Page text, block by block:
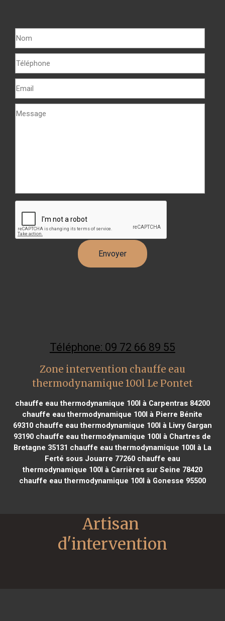
Téléphone: 09 72 66 89 55
Zone intervention chauffe eau
thermodynamique 100l Le Pontet
chauffe eau thermodynamique 100l à Carpentras 84200
chauffe eau thermodynamique 100l à Pierre Bénite
69310chauffe eau thermodynamique 100l à Livry Gargan
93190 chauffe eau thermodynamique 100l à Chartres de
Bretagne 35131 chauffe eau thermodynamique 100l à La
Ferté sous Jouarre 77260chauffe eau
thermodynamique 100l à Carrières sur Seine 78420
chauffe eau thermodynamique 100l à Gonesse 95500
Artisan
d'intervention